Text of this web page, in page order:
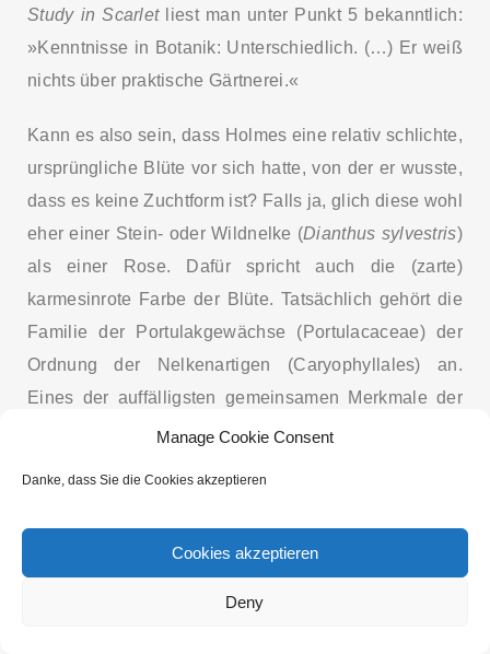
Manage Cookie Consent
Danke, dass Sie die Cookies akzeptieren
Cookies akzeptieren
Deny
Study in Scarletliest man unter Punkt 5 bekanntlich:
»Kenntnisse in Botanik: Unterschiedlich. (…) Er weiß
nichts über praktische Gärtnerei.«
Kann es also sein, dass Holmes eine relativ schlichte,
ursprüngliche Blüte vor sich hatte, von der er wusste,
dass es keine Zuchtform ist? Falls ja, glich diese wohl
eher einer Stein- oder Wildnelke (Dianthus sylvestris)
als einer Rose. Dafür spricht auch die (zarte)
karmesinrote Farbe der Blüte. Tatsächlich gehört die
Familie der Portulakgewächse (Portulacaceae) der
Ordnung der Nelkenartigen (Caryophyllales) an.
Eines der auffälligsten gemeinsamen Merkmale der
Nelkenartigen sind die Kronblätter (die Petalen), die
werden. Außerdem sind ihre Ränder meist gezähnt,
zerschlitzt oder gekerbt. Die Blütenblätter der
Portulakröschen zeigen alle wenigstens eine Kerbe in